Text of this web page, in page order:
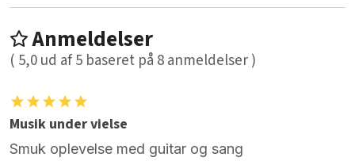
Anmeldelser
( 5,0ud af5 baseret på 8anmeldelser )
Musik under vielse
Smuk oplevelse med guitar og sang